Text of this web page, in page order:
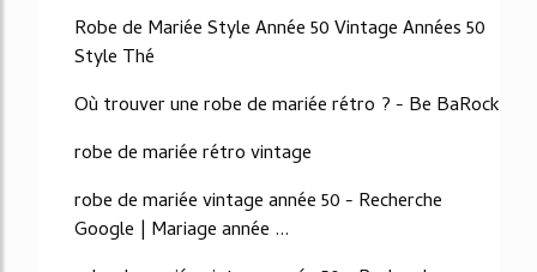
Robe de Mariée Style Année 50 Vintage Années 50
Style Thé
Où trouver une robe de mariée rétro ? - Be BaRock
robe de mariée rétro vintage
robe de mariée vintage année 50 - Recherche
Google | Mariage année ...